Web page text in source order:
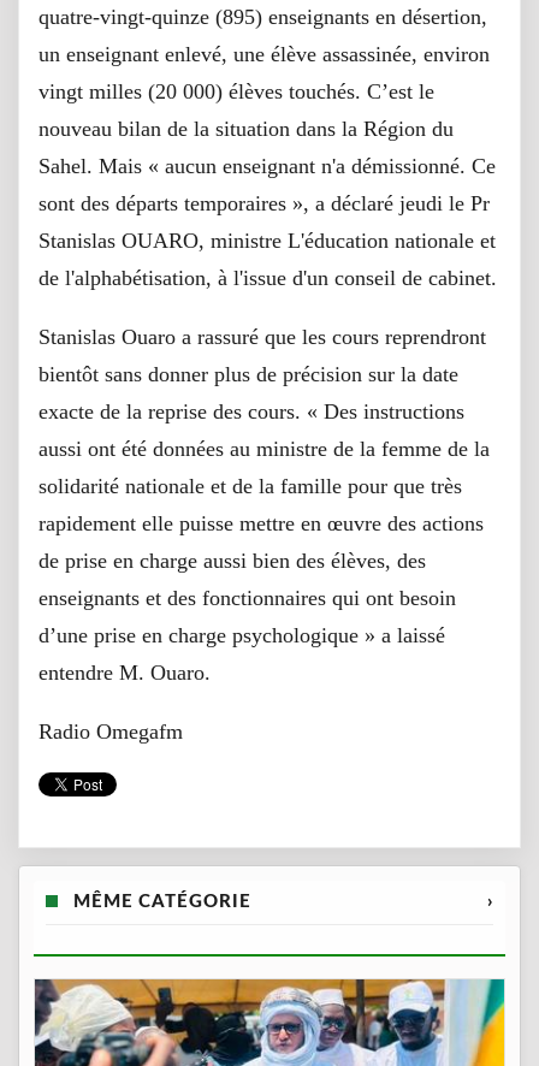
quatre-vingt-quinze (895) enseignants en désertion,
un enseignant enlevé, une élève assassinée, environ
vingt milles (20 000) élèves touchés. C’est le
nouveau bilan de la situation dans la Région du
Sahel. Mais « aucun enseignant n'a démissionné. Ce
sont des départs temporaires », a déclaré jeudi le Pr
Stanislas OUARO, ministre L'éducation nationale et
de l'alphabétisation, à l'issue d'un conseil de cabinet.
Stanislas Ouaro a rassuré que les cours reprendront
bientôt sans donner plus de précision sur la date
exacte de la reprise des cours. « Des instructions
aussi ont été données au ministre de la femme de la
solidarité nationale et de la famille pour que très
rapidement elle puisse mettre en œuvre des actions
de prise en charge aussi bien des élèves, des
enseignants et des fonctionnaires qui ont besoin
d’une prise en charge psychologique » a laissé
entendre M. Ouaro.
Radio Omegafm
MÊME CATÉGORIE ›